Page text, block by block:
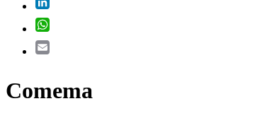
Comema